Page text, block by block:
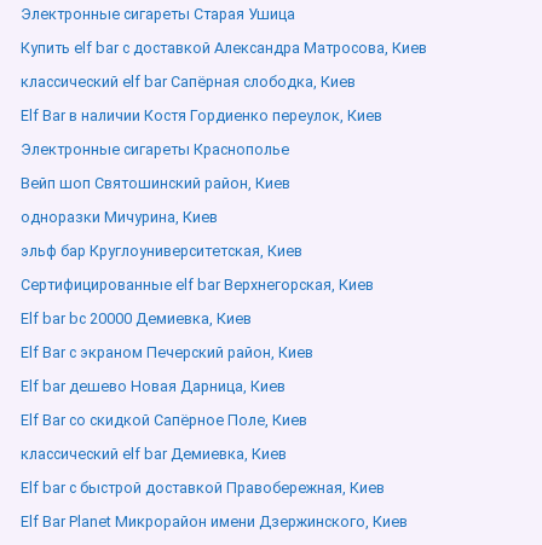
Электронные сигареты Старая Ушица
Купить elf bar с доставкой Александра Матросова, Киев
классический elf bar Сапёрная слободка, Киев
Elf Bar в наличии Костя Гордиенко переулок, Киев
Электронные сигареты Краснополье
Вейп шоп Святошинский район, Киев
одноразки Мичурина, Киев
эльф бар Круглоуниверситетская, Киев
Сертифицированные elf bar Верхнегорская, Киев
Elf bar bc 20000 Демиевка, Киев
Elf Bar с экраном Печерский район, Киев
Elf bar дешево Новая Дарница, Киев
Elf Bar со скидкой Сапёрное Поле, Киев
классический elf bar Демиевка, Киев
Elf bar с быстрой доставкой Правобережная, Киев
Elf Bar Planet Микрорайон имени Дзержинского, Киев